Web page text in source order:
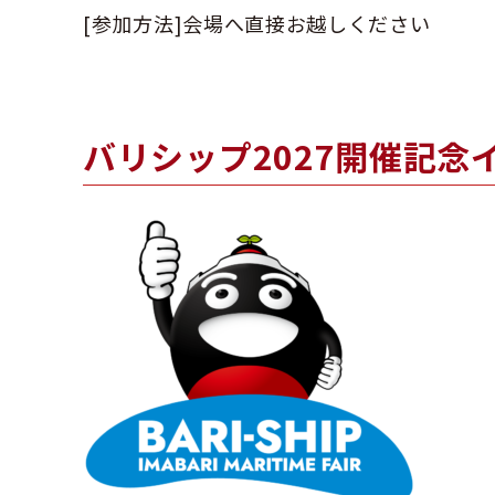
[参加方法]会場へ直接お越しください
バリシップ2027開催記念